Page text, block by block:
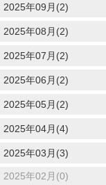
2025年09月(2)
2025年08月(2)
2025年07月(2)
2025年06月(2)
2025年05月(2)
2025年04月(4)
2025年03月(3)
2025年02月(0)